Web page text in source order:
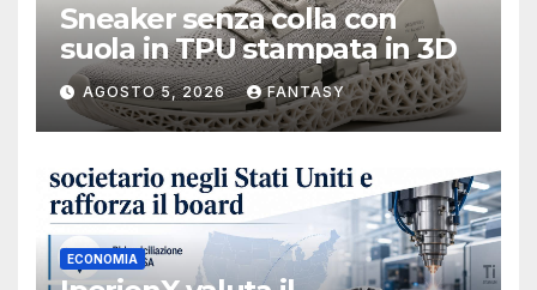
Sneaker senza colla con
suola in TPU stampata in 3D
AGOSTO 5, 2026 FANTASY
ECONOMIA